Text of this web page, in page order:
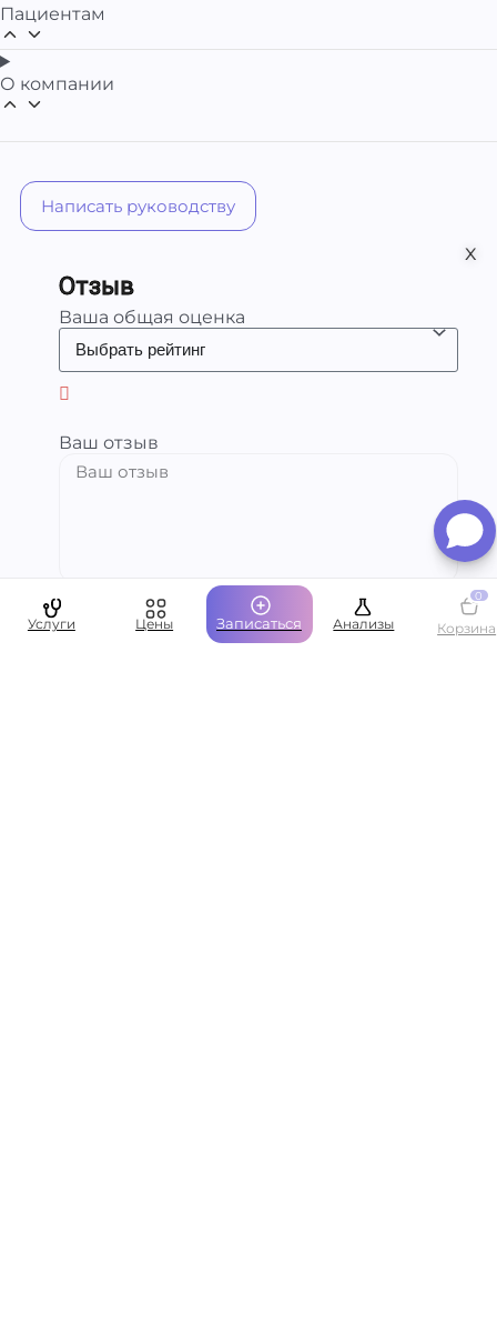
Написать руководству
х
Отзыв
Ваша общая оценка
Ваш отзыв
Пациентам
О компании
Услуги Цены Записаться Анализы
0
Корзина